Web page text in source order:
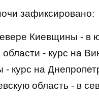
зафиксировано:
Киевщины - в
- курс на
курс на
область - в